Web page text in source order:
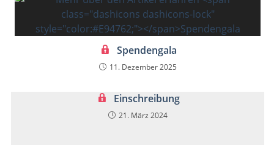
Spendengala
11. Dezember 2025
Einschreibung
21. März 2024